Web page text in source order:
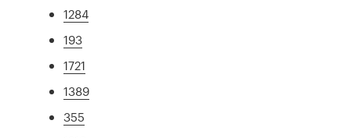
1284
193
1721
1389
355